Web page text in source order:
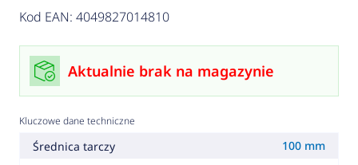
Kod EAN: 4049827014810
Aktualnie brak na magazynie
Kluczowe dane techniczne
Średnica tarczy 100 mm